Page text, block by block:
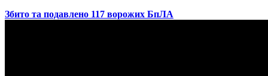
​Збито та подавлено 117 ворожих БпЛА